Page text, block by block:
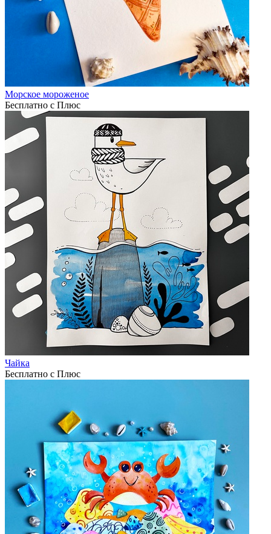
Морское мороженое
Бесплатно с Плюс
Чайка
Бесплатно с Плюс